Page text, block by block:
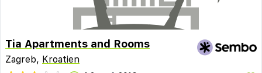
Tia Apartments and Rooms
Zagreb, Kroatien